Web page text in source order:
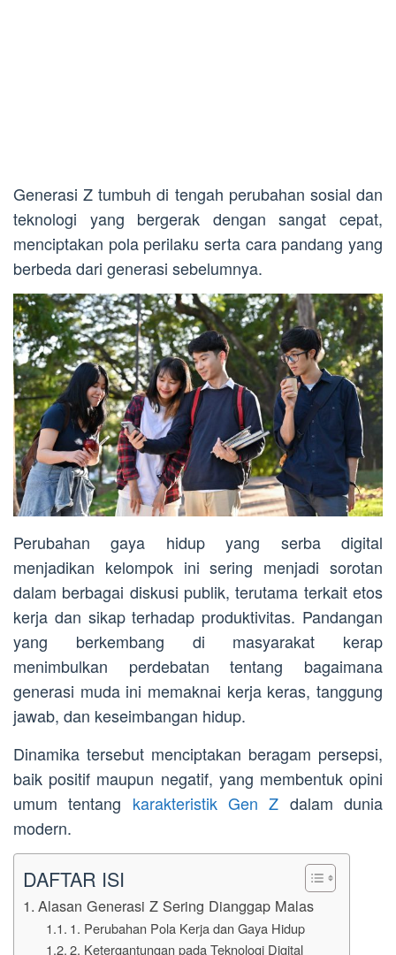
Generasi Z tumbuh di tengah perubahan sosial dan
teknologi yang bergerak dengan sangat cepat,
menciptakan pola perilaku serta cara pandang yang
berbeda dari generasi sebelumnya.
Perubahan gaya hidup yang serba digital
menjadikan kelompok ini sering menjadi sorotan
dalam berbagai diskusi publik, terutama terkait etos
kerja dan sikap terhadap produktivitas. Pandangan
yang berkembang di masyarakat kerap
menimbulkan perdebatan tentang bagaimana
generasi muda ini memaknai kerja keras, tanggung
jawab, dan keseimbangan hidup.
Dinamika tersebut menciptakan beragam persepsi,
baik positif maupun negatif, yang membentuk opini
umum tentang karakteristik Gen Z dalam dunia
modern.
DAFTAR ISI
Alasan Generasi Z Sering Dianggap Malas
1. Perubahan Pola Kerja dan Gaya Hidup
2. Ketergantungan pada Teknologi Digital